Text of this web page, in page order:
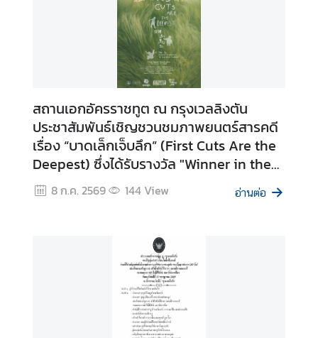
o
r
n
e
r
สถานเอกอัครราชทูต ณ กรุงเวลลิงตัน
ประชาสัมพันธ์เชิญชวนชมภาพยนตร์สารคดี
เรื่อง “บาดเล็กเจ็บลึก” (First Cuts Are the
Deepest) ซึ่งได้รับรางวัล "Winner in the
Around the World Category" จาก
เทศกาลภาพยนตร์สารคดี Doc Edge
8 ก.ค. 2569 144View อ่านต่อ